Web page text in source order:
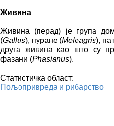
Живина
Живина (перад) је група
(Gallus), пуране (Meleagris),
друга живина као што су
фазани (Phasianus).
Статистичка област:
Пољопривреда и рибарство